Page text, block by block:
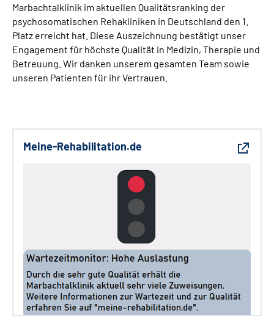
Marbachtalklinik im aktuellen Qualitätsranking der
psychosomatischen Rehakliniken in Deutschland den 1.
Platz erreicht hat. Diese Auszeichnung bestätigt unser
Engagement für höchste Qualität in Medizin, Therapie und
Betreuung. Wir danken unserem gesamten Team sowie
unseren Patienten für ihr Vertrauen.
Meine-Rehabilitation.de